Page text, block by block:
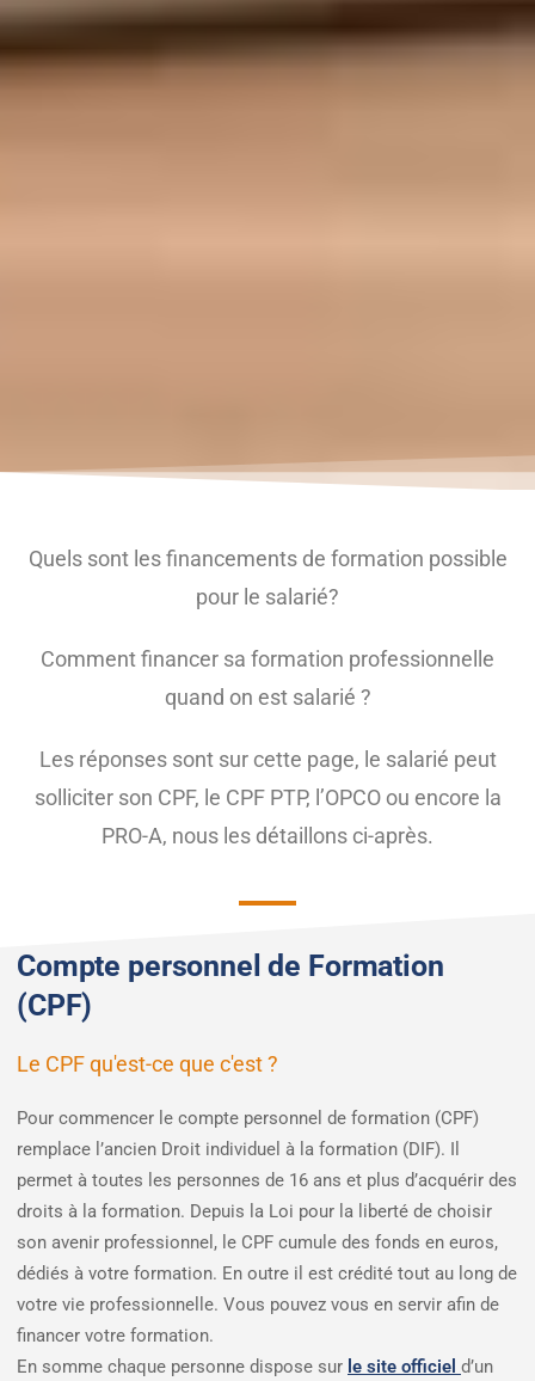
Quels sont les financements de formation possible
pour le salarié?
Comment financer sa formation professionnelle
quand on est salarié ?
Les réponses sont sur cette page, le salarié peut
solliciter son CPF, le CPF PTP, l’OPCO ou encore la
PRO-A, nous les détaillons ci-après.
Compte personnel de Formation
(CPF)
Le CPF qu'est-ce que c'est ?
Pour commencer le compte personnel de formation (CPF)
remplace l’ancien Droit individuel à la formation (DIF). Il
permet à toutes les personnes de 16 ans et plus d’acquérir des
droits à la formation. Depuis la Loi pour la liberté de choisir
son avenir professionnel, le CPF cumule des fonds en euros,
dédiés à votre formation. En outre il est crédité tout au long de
votre vie professionnelle. Vous pouvez vous en servir afin de
financer votre formation.
En somme chaque personne dispose sur le site officiel d’un